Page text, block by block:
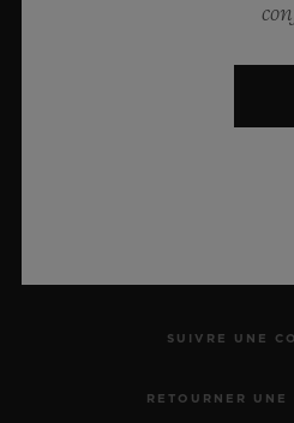
SUIVRE UNE
RETOURNER UNE